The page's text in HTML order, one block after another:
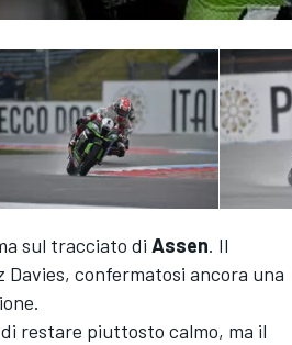
sul tracciato di Assen. Il
Davies, confermatosi ancora una
restare piuttosto calmo, ma il